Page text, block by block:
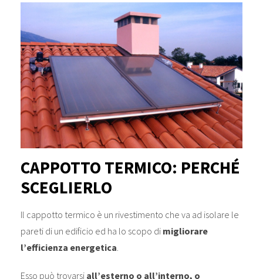
CAPPOTTO TERMICO: PERCHÉ
SCEGLIERLO
Il cappotto termico è un rivestimento che va ad isolare le
pareti di un edificio ed ha lo scopo di migliorare
l’efficienza energetica
Esso può trovarsi all’esterno o all’interno, o